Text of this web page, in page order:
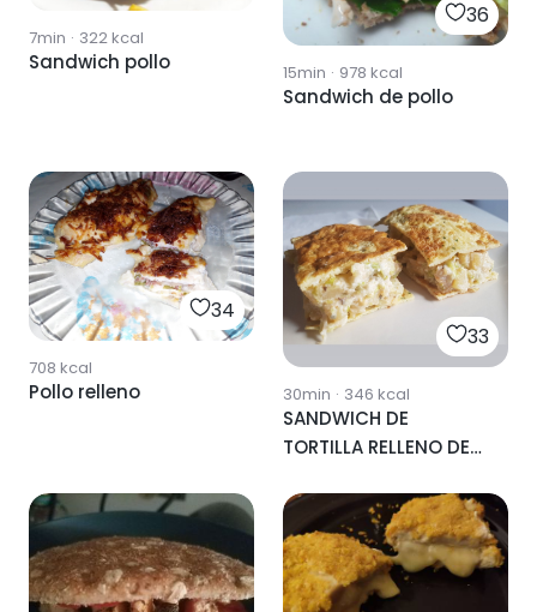
7min · 322kcal
Sandwich pollo
36
15min · 978 kcal
Sandwich de pollo
34
708 kcal
Pollo relleno
33
30min · 346 kcal
SANDWICH DE
TORTILLA RELLENO DE